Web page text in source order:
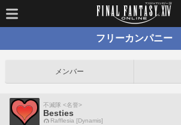
フリーカンパニー
メンバー
不滅隊 <名誉>
Besties
Rafflesia [Dynamis]